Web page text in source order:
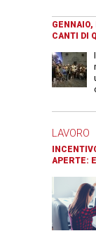
CANTI DI
LAVORO
APERTE: